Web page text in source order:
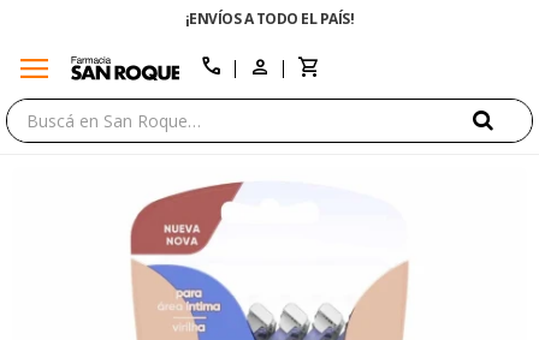
¡ENVÍOS A TODO EL PAÍS!
menu call
close